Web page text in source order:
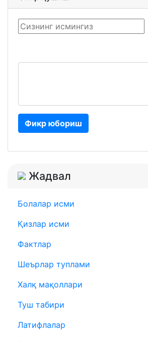
Фикр юбориш
Жадвал
Болалар исми
Қизлар исми
Фактлар
Шеърлар туплами
Халқ мақоллари
Туш табири
Латифлалар